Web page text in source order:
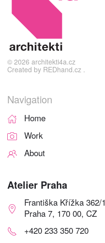
© 2026 architekti4a.cz
Created by REDhand.cz .
Navigation
Home
Work
About
Atelier Praha
Františka Křížka 362/1
Praha 7, 170 00, CZ
+420 233 350 720